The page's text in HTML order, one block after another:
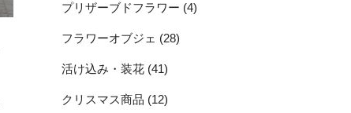
プリザーブドフラワー (4)
フラワーオブジェ (28)
活け込み・装花 (41)
クリスマス商品 (12)